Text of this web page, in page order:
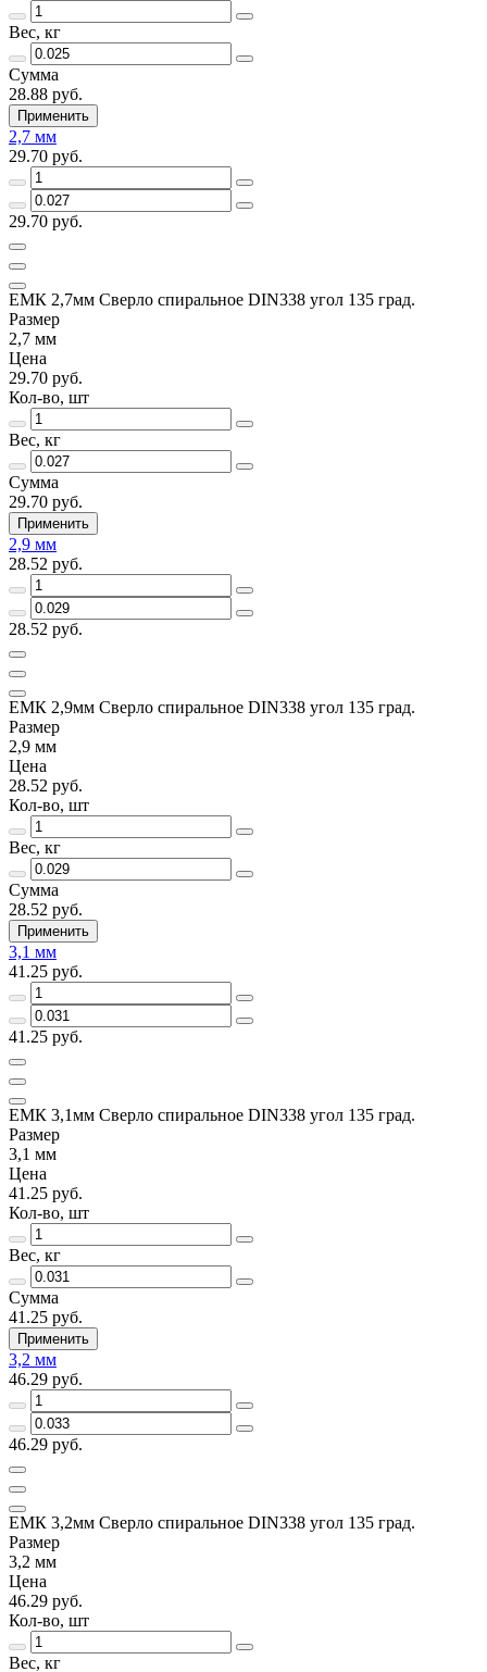
Вес, кг
Сумма
28.88 руб.
Применить
2,7 мм
29.70 руб.
29.70 руб.
ЕМК 2,7мм Сверло спиральное DIN338 угол 135 град.
Размер
2,7 мм
Цена
29.70 руб.
Кол-во, шт
Вес, кг
Сумма
29.70 руб.
Применить
2,9 мм
28.52 руб.
28.52 руб.
ЕМК 2,9мм Сверло спиральное DIN338 угол 135 град.
Размер
2,9 мм
Цена
28.52 руб.
Кол-во, шт
Вес, кг
Сумма
28.52 руб.
Применить
3,1 мм
41.25 руб.
41.25 руб.
ЕМК 3,1мм Сверло спиральное DIN338 угол 135 град.
Размер
3,1 мм
Цена
41.25 руб.
Кол-во, шт
Вес, кг
Сумма
41.25 руб.
Применить
3,2 мм
46.29 руб.
46.29 руб.
ЕМК 3,2мм Сверло спиральное DIN338 угол 135 град.
Размер
3,2 мм
Цена
46.29 руб.
Кол-во, шт
Вес, кг